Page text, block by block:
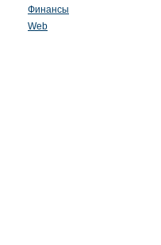
Финансы
Web